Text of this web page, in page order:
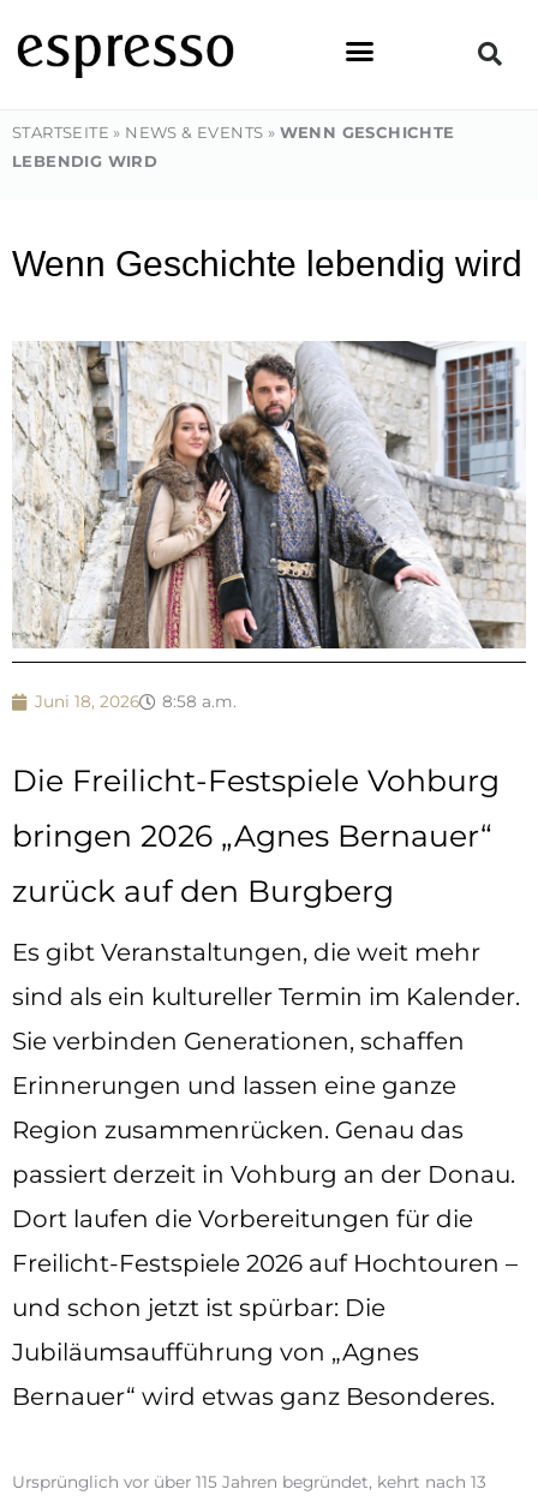
Inhalt
springen
STARTSEITE » NEWS & EVENTS » WENN GESCHICHTE
LEBENDIG WIRD
Wenn Geschichte lebendig wird
Juni 18, 2026 8:58 a.m.
Die Freilicht-Festspiele Vohburg
bringen 2026 „Agnes Bernauer“
zurück auf den Burgberg
Es gibt Veranstaltungen, die weit mehr
sind als ein kultureller Termin im Kalender.
Sie verbinden Generationen, schaffen
Erinnerungen und lassen eine ganze
Region zusammenrücken. Genau das
passiert derzeit in Vohburg an der Donau.
Dort laufen die Vorbereitungen für die
Freilicht-Festspiele 2026 auf Hochtouren –
und schon jetzt ist spürbar: Die
Jubiläumsaufführung von „Agnes
Bernauer“ wird etwas ganz Besonderes.
Ursprünglich vor über 115 Jahren begründet, kehrt nach 13